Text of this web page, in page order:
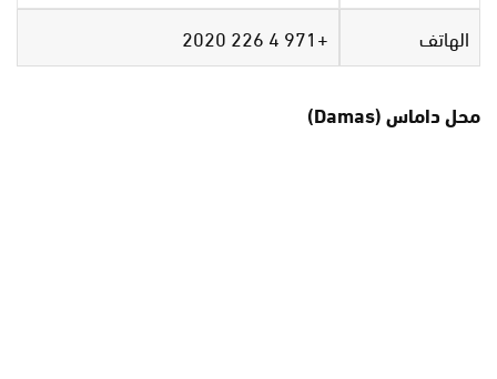
الهاتف
+971 4 226 2020
محل داماس (Damas)